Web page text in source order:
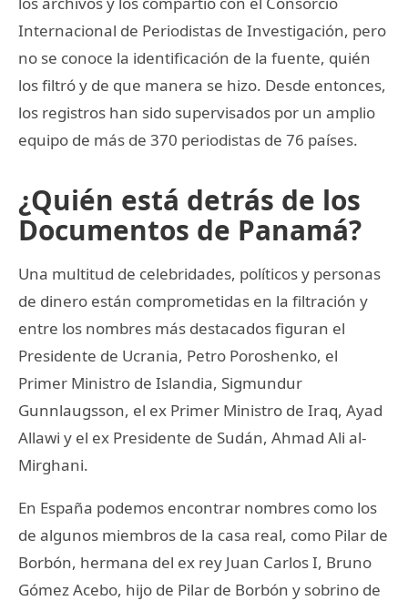
Internacional de Periodistas de Investigación, pero
no se conoce la identificación de la fuente, quién
los filtró y de que manera se hizo. Desde entonces,
los registros han sido supervisados por un amplio
equipo de más de 370 periodistas de 76 países.
¿Quién está detrás de los
Documentos de Panamá?
Una multitud de celebridades, políticos y personas
de dinero están comprometidas en la filtración y
entre los nombres más destacados figuran el
Presidente de Ucrania, Petro Poroshenko, el
Primer Ministro de Islandia, Sigmundur
Gunnlaugsson, el ex Primer Ministro de Iraq, Ayad
Allawi y el ex Presidente de Sudán, Ahmad Ali al-
Mirghani.
En España podemos encontrar nombres como los
de algunos miembros de la casa real, como Pilar de
Borbón, hermana del ex rey Juan Carlos I, Bruno
Gómez Acebo, hijo de Pilar de Borbón y sobrino de